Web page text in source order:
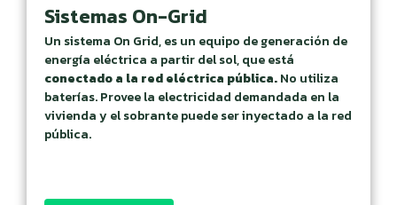
Sistemas On-Grid
Un sistema On Grid, es un equipo de generación de
energía eléctrica a partir del sol, que está
conectado a la red eléctrica pública.No utiliza
baterías. Provee la electricidad demandada en la
vivienda y el sobrante puede ser inyectado a la red
pública.